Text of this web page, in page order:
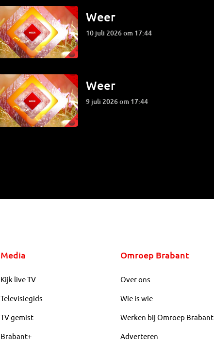
Weer
10 juli 2026 om 17:44
Weer
9 juli 2026 om 17:44
Media
Kijk live TV
Televisiegids
TV gemist
Brabant+
Omroep Brabant
Over ons
Wie is wie
Werken bij Omroep Brabant
Adverteren